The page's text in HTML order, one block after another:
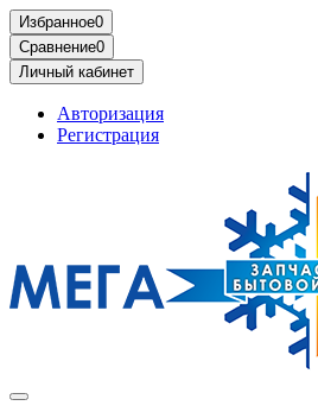
Избранное0
Сравнение0
Личный кабинет
Авторизация
Регистрация